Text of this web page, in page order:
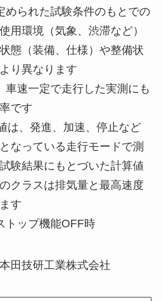
られた試験条件のもとでの
用環境（気象、渋滞など）
態（装備、仕様）や整備状
り異なります
速一定で走行した実測にも
です
は、発進、加速、停止など
なっている走行モードで測
験結果にもとづいた計算値
クラスは排気量と最高速度
す
ップ機能OFF時
田技研工業株式会社